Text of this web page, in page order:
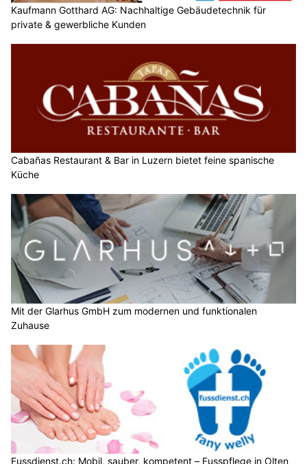
Kaufmann Gotthard AG: Nachhaltige Gebäudetechnik für
private & gewerbliche Kunden
Cabañas Restaurant & Bar in Luzern bietet feine spanische
Küche
Mit der Glarhus GmbH zum modernen und funktionalen
Zuhause
Fussdienst.ch: Mobil, sauber, kompetent – Fusspflege in Olten